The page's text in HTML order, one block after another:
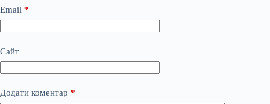
Email *
Сайт
Додати коментар *